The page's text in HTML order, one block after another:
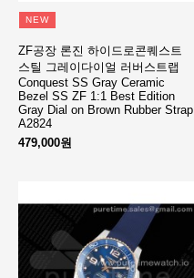
NEW
ZF공장 론진 하이드로콘퀘스트
스틸 그레이다이얼 러버스트랩
Conquest SS Gray Ceramic
Bezel SS ZF 1:1 Best Edition
Gray Dial on Brown Rubber Strap
A2824
479,000원